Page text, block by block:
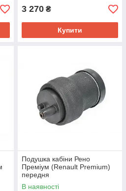
3 270 ₴
Купити
Подушка кабіни Рено
Преміум (Renault Premium)
передня
В наявності